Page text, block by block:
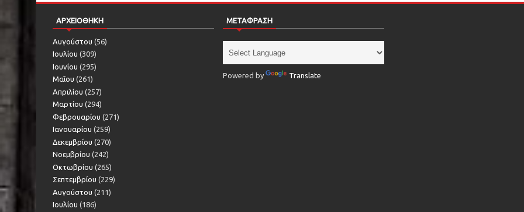
ΑΡΧΕΙΟΘΗΚΗ
Αυγούστου (56)
Ιουλίου (309)
Ιουνίου (295)
Μαΐου (261)
Απριλίου (257)
Μαρτίου (294)
Φεβρουαρίου (271)
Ιανουαρίου (259)
Δεκεμβρίου (270)
Νοεμβρίου (242)
Οκτωβρίου (265)
Σεπτεμβρίου (229)
Αυγούστου (211)
Ιουλίου (186)
ΜΕΤΑΦΡΑΣΗ
Powered by Translate